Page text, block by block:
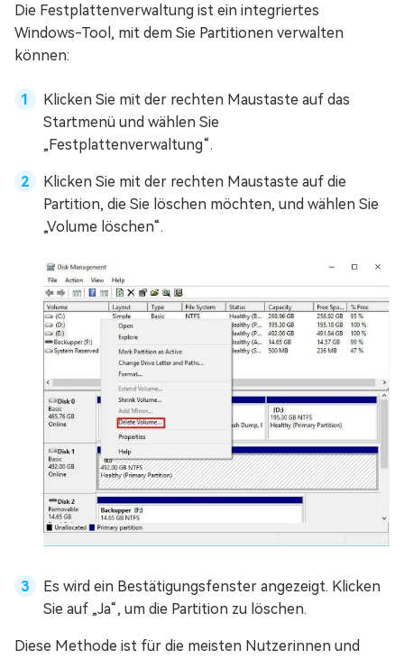
Die Festplattenverwaltung ist ein integriertes
Windows-Tool, mit dem Sie Partitionen verwalten
können:
Klicken Sie mit der rechten Maustaste auf das
Startmenü und wählen Sie
„Festplattenverwaltung“.
Klicken Sie mit der rechten Maustaste auf die
Partition, die Sie löschen möchten, und wählen Sie
„Volume löschen“.
Es wird ein Bestätigungsfenster angezeigt. Klicken
Sie auf „Ja“, um die Partition zu löschen.
Diese Methode ist für die meisten Nutzerinnen und